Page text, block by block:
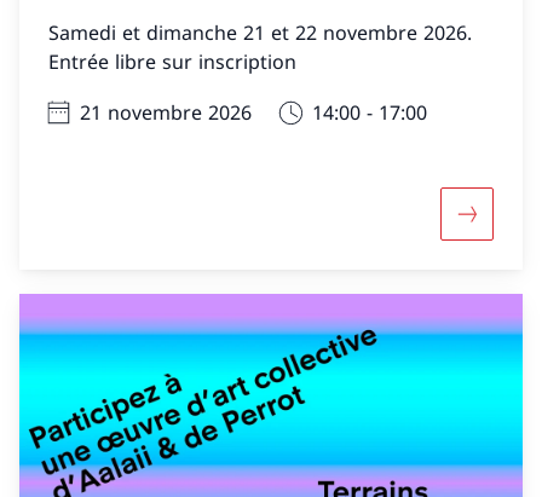
Samedi et dimanche 21 et 22 novembre 2026.
Entrée libre sur inscription
21 novembre 2026
14:00 - 17:00